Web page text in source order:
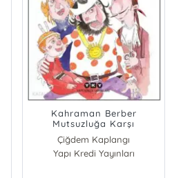
Kahraman Berber
Mutsuzluğa Karşı
Çiğdem Kaplangı
Yapı Kredi Yayınları